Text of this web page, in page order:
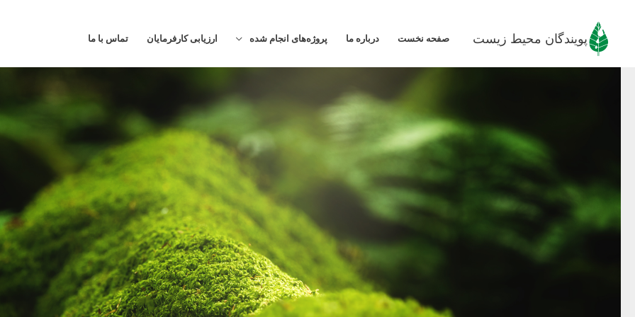
پویندگان محیط زیست صفحه نخست درباره ما پروژه‌های انجام شده ارزیابی کارفرمایان تماس با ما